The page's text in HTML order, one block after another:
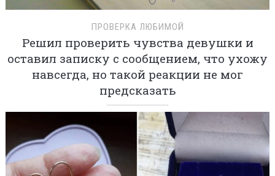
ПРОВЕРКА ЛЮБИМОЙ
Решил проверить чувства девушки и
оставил записку с сообщением, что ухожу
навсегда, но такой реакции не мог
предсказать